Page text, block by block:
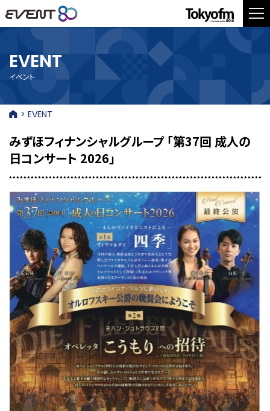
EVENT
イベント
> EVENT
みずほフィナンシャルグループ 「第37回 成人の
日コンサート 2026」